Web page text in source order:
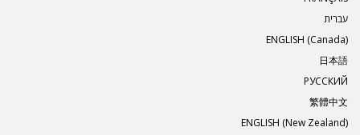
עברית
ENGLISH (Canada)
日本語
РУССКИЙ
繁體中文
ENGLISH (New Zealand)